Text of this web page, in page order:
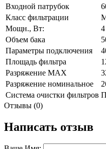
Входной патрубок
Класс фильтрации
Мощн., Вт:
Объем бака
Параметры подключения
Площадь фильтра
Разряжение МАХ
Разряжение номинальное
Система очистки фильтров
Отзывы (0)
Написать отзыв